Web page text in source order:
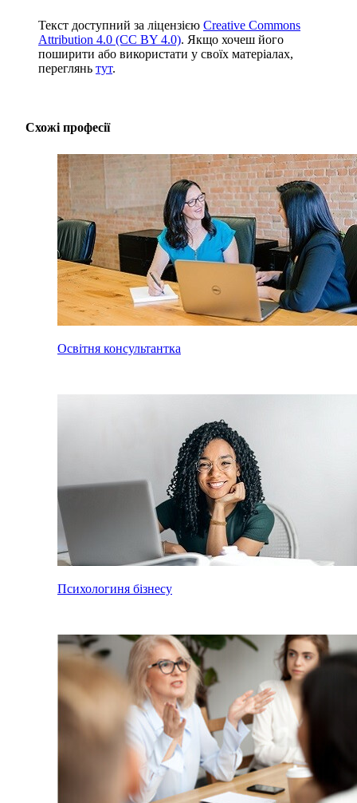
Текст доступний за ліцензією Creative Commons
Attribution 4.0 (CC BY 4.0). Якщо хочеш його
поширити або використати у своїх матеріалах,
переглянь тут.
Схожі професії
Освітня консультантка
Психологиня бізнесу